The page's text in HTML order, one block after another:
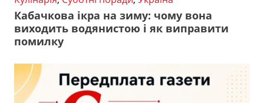
Кабачкова ікра на зиму: чому вона
виходить водянистою і як виправити
помилку